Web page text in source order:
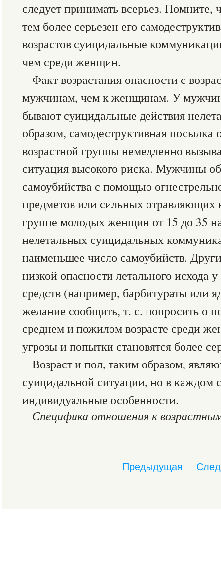
следует принимать всерьез. Помните,
тем более серьезен его
возрастов суицидальные
чем среди женщин.
Факт возрастания опасности с
мужчинам, чем к женщинам. У мужчин
бывают суицидальные действия
образом, самодеструктивная
возрастной группы немедленно
ситуация высокого риска. Мужчины
самоубийства с помощью
предметов или сильных отравляющих
группе молодых женщин от 15 до 35
нелетальных суицидальных
наименьшее число самоубийств.
низкой опасности летального исхода
средств (например, барбитураты или
желание сообщить, т. с. попросить о
среднем и пожилом возрасте среди
угрозы и попытки становятся более
Возраст и пол, таким образом,
суицидальной ситуации, но в каждом
индивидуальные особенности.
Специфика отношения к
Предыдущая